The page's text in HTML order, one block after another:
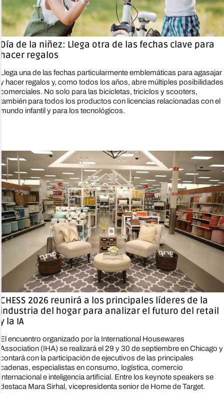
Día de la niñez: Llega otra de las fechas clave para
hacer regalos
Llega una de las fechas particularmente emblemáticas para agasajar
y hacer regalos y, como todos los años, abre múltiples posibilidades
comerciales. No solo para las bicicletas, triciclos y scooters,
también para todos los productos con licencias relacionadas con el
mundo infantil y para los tecnológicos.
CHESS 2026 reunirá a los principales líderes de la
industria del hogar para analizar el futuro del retail
y la IA
El encuentro organizado por la International Housewares
Association (IHA) se realizará el 29 y 30 de septiembre en Chicago y
contará con la participación de ejecutivos de las principales
cadenas, especialistas en consumo, logística, comercio
internacional e inteligencia artificial. Entre los keynote speakers se
destaca Mara Sirhal, vicepresidenta senior de Home de Target.